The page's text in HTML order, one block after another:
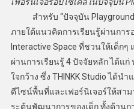
สำหรับ “ปัจจุบัน
ภายใต้แนวคิดการเรียนรู้ผ่านกา
Interactive Space ที่ชวนให้เด็ก
ผ่านการเรียนรู้ 4 ปัจจัยหลัก ได้แก่
ใจกว้าง ซึ่ง THINKK Studio ได้น
ดีไซน์พื้นที่และเฟอร์นิเจอร์ให้สา
ระตุ้นพัฒนาการของเด็ก ทั้งด้านก